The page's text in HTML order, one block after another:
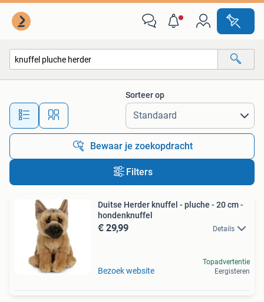
Alle afstanden…
Sorteer op
Bewaar je zoekopdracht
Filters
Duitse Herder knuffel - pluche - 20 cm -
hondenknuffel
€ 29,99 Details
Bezoek website
Topadvertentie
Eergisteren